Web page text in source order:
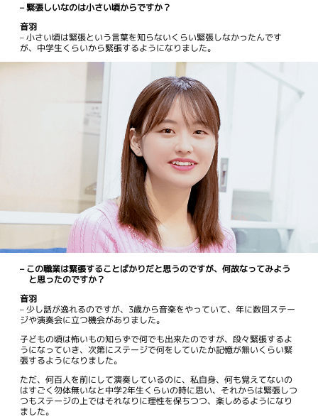
– 緊張しいなのは小さい頃からですか？
音羽
– 小さい頃は緊張という言葉を知らないくらい緊張しなかったんです
が、中学生くらいから緊張するようになりました。
– この職業は緊張することばかりだと思うのですが、何故なってみよう
と思ったのですか？
音羽
– 少し話が逸れるのですが、3歳から音楽をやっていて、年に数回ステー
ジや演奏会に立つ機会がありました。
子どもの頃は怖いもの知らずで何でも出来たのですが、段々緊張するよ
うになっていき、次第にステージで何をしていたか記憶が無いくらい緊
張するようになりました。
ただ、何百人を前にして演奏しているのに、私自身、何も覚えてないの
はすごく勿体無いなと中学2年生くらいの時に思い、それからは緊張しつ
つもステージの上ではそれなりに理性を保ちつつ、楽しめるようになり
ました。